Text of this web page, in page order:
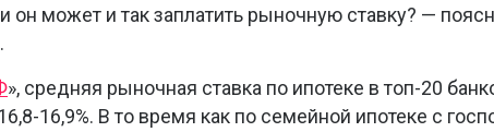
он может и так заплатить рыночную ставку? —
», средняя рыночная ставка по ипотеке в топ-20
16,9%. В то время как по семейной ипотеке с